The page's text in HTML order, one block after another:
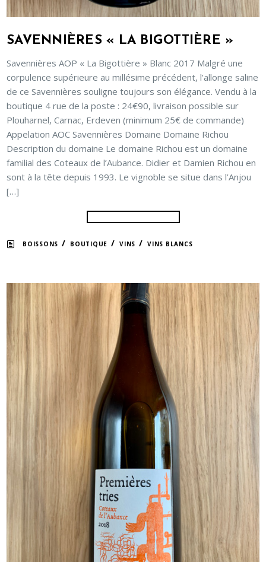
SAVENNIÈRES « LA BIGOTTIÈRE »
Savennières AOP « La Bigottière » Blanc 2017 Malgré une
corpulence supérieure au millésime précédent, l’allonge saline
de ce Savennières souligne toujours son élégance. Vendu à la
boutique 4 rue de la poste : 24€90, livraison possible sur
Plouharnel, Carnac, Erdeven (minimum 25€ de commande)
Appelation AOC Savennières Domaine Domaine Richou
Description du domaine Le domaine Richou est un domaine
familial des Coteaux de l’Aubance. Didier et Damien Richou en
sont à la tête depuis 1993. Le vignoble se situe dans l’Anjou
[…]
BOISSONS / BOUTIQUE /VINS /VINS BLANCS